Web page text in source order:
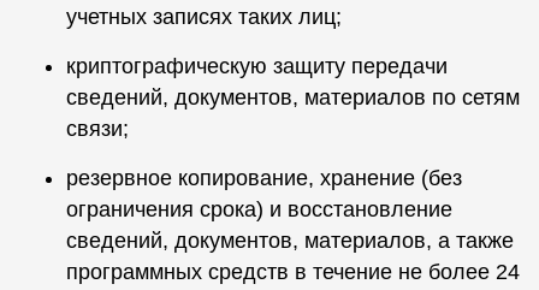
учетных записях таких лиц;
криптографическую защиту передачи
сведений, документов, материалов по сетям
связи;
резервное копирование, хранение (без
ограничения срока) и восстановление
сведений, документов, материалов, а также
программных средств в течение не более 24